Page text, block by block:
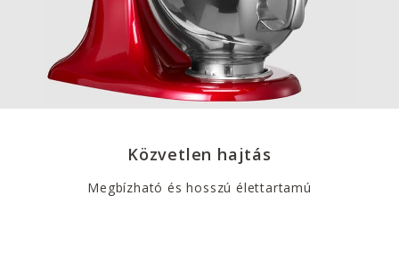
Közvetlen hajtás
Megbízható és hosszú élettartamú